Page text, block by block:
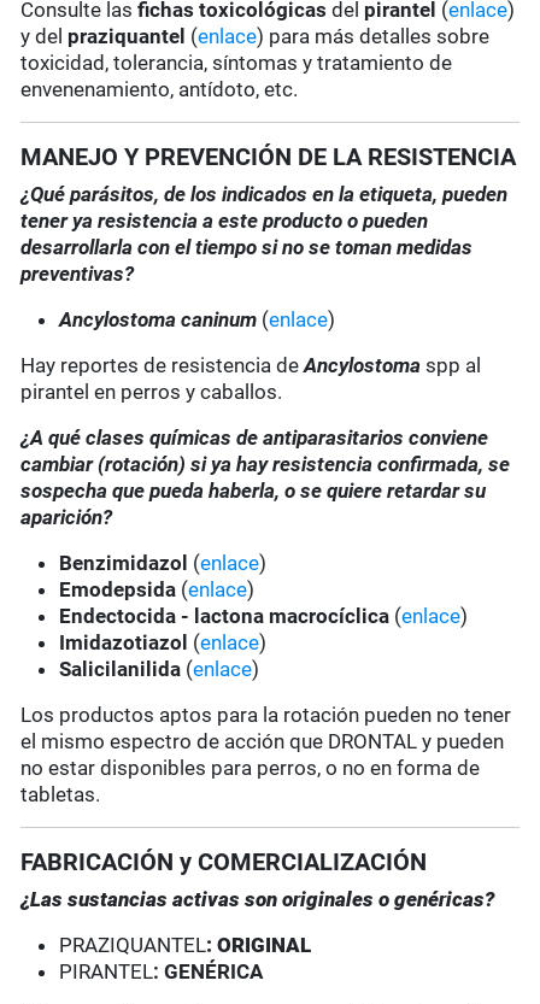
Consulte lasfichas toxicológicas del pirantel (enlace)
y del praziquantel (enlace) para más detalles sobre
toxicidad, tolerancia, síntomas y tratamiento de
envenenamiento, antídoto, etc.
MANEJO Y PREVENCIÓN DE LA RESISTENCIA
¿Qué parásitos, de los indicados en la etiqueta, pueden
tener ya resistencia a este producto o pueden
desarrollarla con el tiempo si no se toman medidas
preventivas?
Ancylostoma caninum (enlace)
Hay reportes de resistencia deAncylostoma spp al
pirantel en perros y caballos.
¿A qué clases químicas de antiparasitarios conviene
cambiar (rotación) si ya hay resistencia confirmada, se
sospecha que pueda haberla, o se quiere retardar su
aparición?
Benzimidazol (enlace)
Emodepsida (enlace)
Endectocida - lactona macrocíclica (enlace)
Imidazotiazol (enlace)
Salicilanilida (enlace)
Los productos aptos para la rotación pueden no tener
el mismo espectro de acción que DRONTAL y pueden
no estar disponibles para perros, o no en forma de
tabletas.
FABRICACIÓN y COMERCIALIZACIÓN
¿Las sustancias activas son originales o genéricas?
PRAZIQUANTEL: ORIGINAL
PIRANTEL: GENÉRICA